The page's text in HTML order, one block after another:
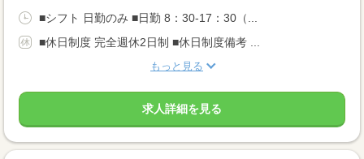
■シフト 日勤のみ ■日勤 8：30-17：30（...
■休日制度 完全週休2日制 ■休日制度備考 ...
もっと見る
求人詳細を見る